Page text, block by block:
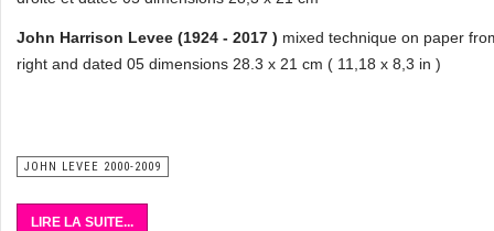
John Harrison Levee (1924 - 2017 ) mixed technique on paper
right and dated 05 dimensions 28.3 x 21 cm ( 11,18 x 8,3 in )
JOHN LEVEE 2000-2009
LIRE LA SUITE...